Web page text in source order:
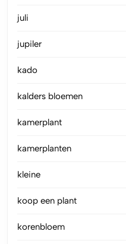
juli
jupiler
kado
kalders bloemen
kamerplant
kamerplanten
kleine
koop een plant
korenbloem